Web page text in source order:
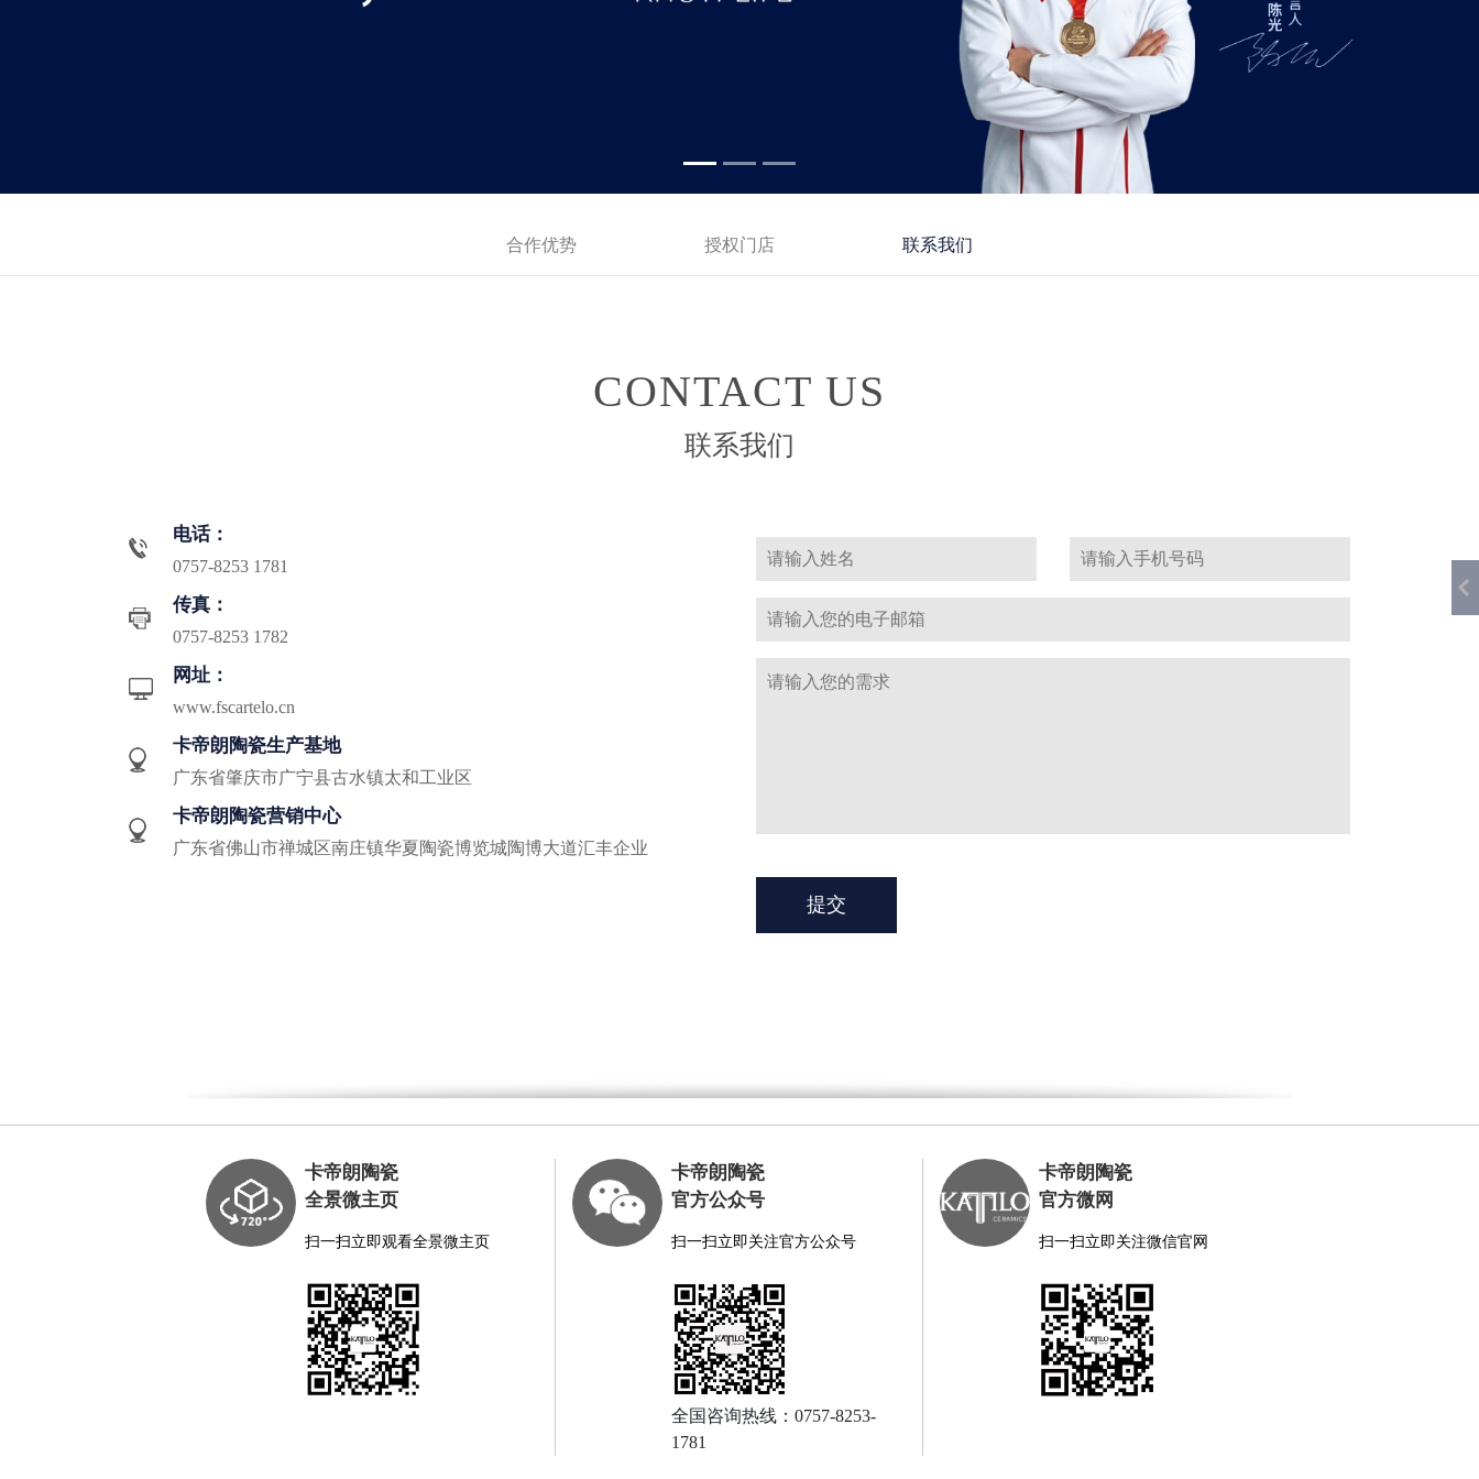
合作优势 授权门店 联系我们
CONTACT US
联系我们
电话：
0757-8253 1781
传真：
0757-8253 1782
网址：
www.fscartelo.cn
卡帝朗陶瓷生产基地
广东省肇庆市广宁县古水镇太和工业区
卡帝朗陶瓷营销中心
广东省佛山市禅城区南庄镇华夏陶瓷博览城陶博大道汇丰企业
卡帝朗陶瓷
全景微主页
扫一扫立即观看全景微主页
卡帝朗陶瓷
官方公众号
扫一扫立即关注官方公众号
全国咨询热线：0757-8253-
1781
卡帝朗陶瓷
官方微网
扫一扫立即关注微信官网